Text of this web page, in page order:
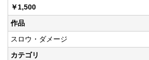
￥1,500
作品
スロウ・ダメージ
カテゴリ